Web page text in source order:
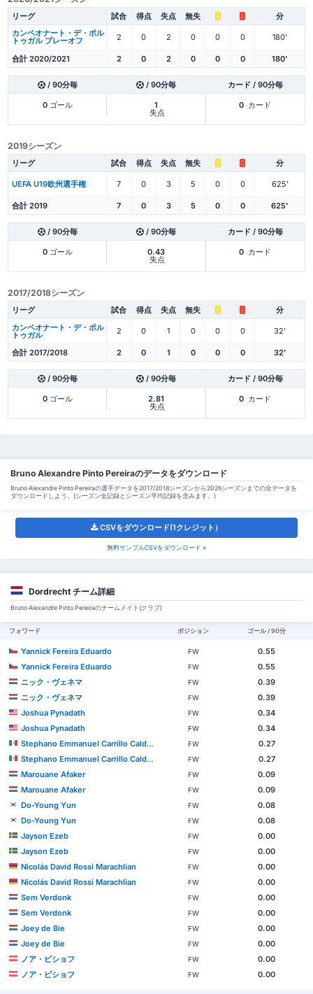
リーグ 試合 得点 失点 無失
分
カンペオナート・デ・ポル
トゥガル プレーオフ 2 0 2 0 0 0 180'
合計 2020/2021 2 0 2 0 0 0 180'
/ 90分毎 / 90分毎 カード / 90分毎
0ゴール 1
失点
0 カード
2019シーズン
リーグ 試合 得点 失点 無失 分
UEFA U19欧州選手権 7 0 3 5 0 0 625'
合計 2019 7 0 3 5 0 0 625'
/ 90分毎 / 90分毎 カード / 90分毎
0ゴール 0.43
失点
0 カード
2017/2018シーズン
リーグ 試合 得点 失点 無失
分
カンペオナート・デ・ポル
トゥガル 2 0 1 0 0 0 32'
合計 2017/2018 2 0 1 0 0 0 32'
/ 90分毎 / 90分毎 カード / 90分毎
0ゴール 2.81
失点
0 カード
Bruno Alexandre Pinto Pereiraのデータをダウンロード
Bruno Alexandre Pinto Pereiraの選手データを2017/2018シーズンから2026シーズンまでの全データを
ダウンロードしよう。(シーズン全記録とシーズン平均記録を含みます。)
CSVをダウンロード(1クレジット）
無料サンプルCSVをダウンロード »
Dordrecht チーム詳細
Bruno Alexandre Pinto Pereiraのチームメイト(クラブ)
フォワード ポジション ゴール / 90分
Yannick Fereira Eduardo FW
0.55
Yannick Fereira Eduardo
FW
0.55
ニック・ヴェネマ
FW
0.39
ニック・ヴェネマ
FW
0.39
Joshua Pynadath
FW
0.34
Joshua Pynadath
FW
0.34
Stephano Emmanuel Carrillo Calderón
FW
0.27
Stephano Emmanuel Carrillo Calderón
FW
0.27
Marouane Afaker
FW
0.09
Marouane Afaker
FW
0.09
Do-Young Yun
FW
0.08
Do-Young Yun
FW
0.08
Jayson Ezeb
FW
0.00
Jayson Ezeb
FW
0.00
Nicolás David Rossi Marachlian
FW
0.00
Nicolás David Rossi Marachlian
FW
0.00
Sem Verdonk
FW
0.00
Sem Verdonk
FW
0.00
Joey de Bie
FW
0.00
Joey de Bie
FW
0.00
ノア・ビショフ
FW
0.00
ノア・ビショフ
FW 0.00